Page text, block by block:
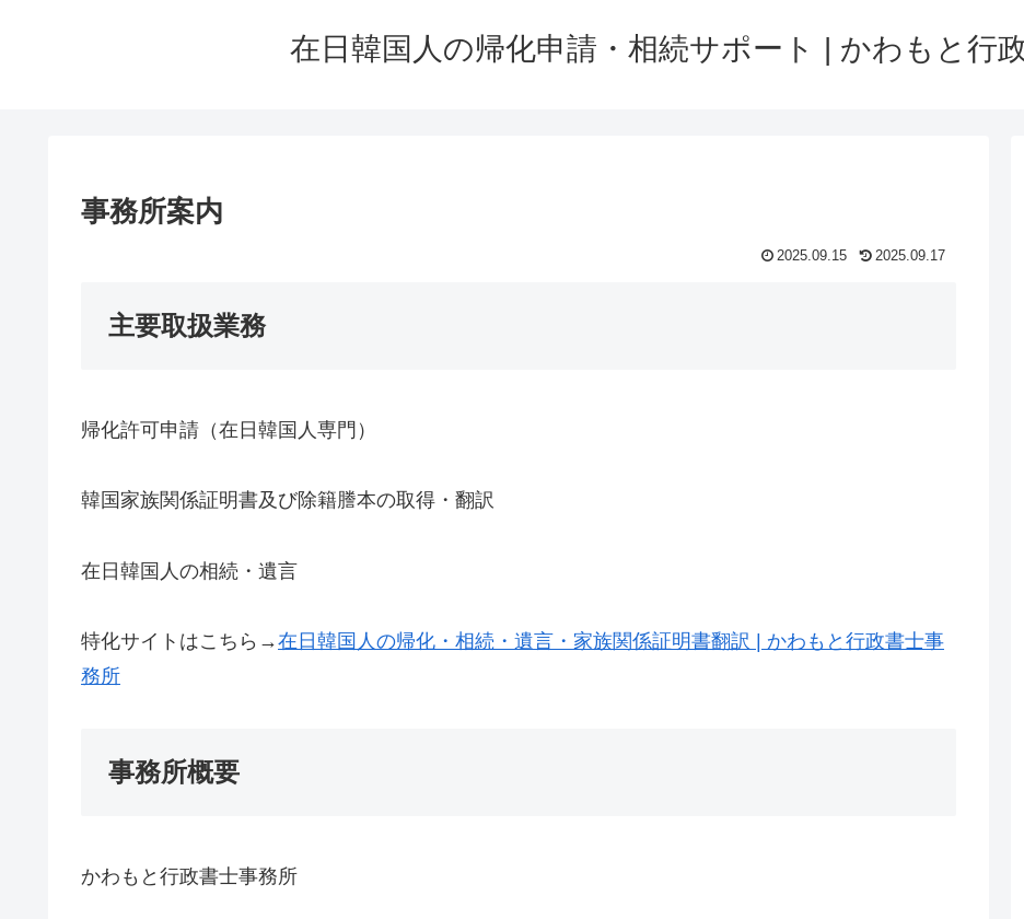
在日韓国人の帰化申請・相続サポート | かわもと行
事務所案内
2025.09.15 2025.09.17
主要取扱業務
帰化許可申請（在日韓国人専門）
韓国家族関係証明書及び除籍謄本の取得・翻訳
在日韓国人の相続・遺言
特化サイトはこちら→在日韓国人の帰化・相続・遺言・家族関係証明書翻訳 | かわもと行政書士事
務所
事務所概要
かわもと行政書士事務所